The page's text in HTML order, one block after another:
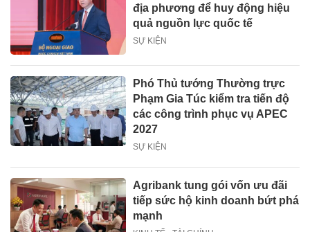
địa phương để huy động hiệu
quả nguồn lực quốc tế
SỰ KIỆN
Phó Thủ tướng Thường trực
Phạm Gia Túc kiểm tra tiến độ
các công trình phục vụ APEC
2027
SỰ KIỆN
Agribank tung gói vốn ưu đãi
tiếp sức hộ kinh doanh bứt phá
mạnh